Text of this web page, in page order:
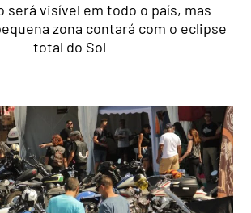
será visível em todo o país, mas
zona contará com o eclipse
total do Sol